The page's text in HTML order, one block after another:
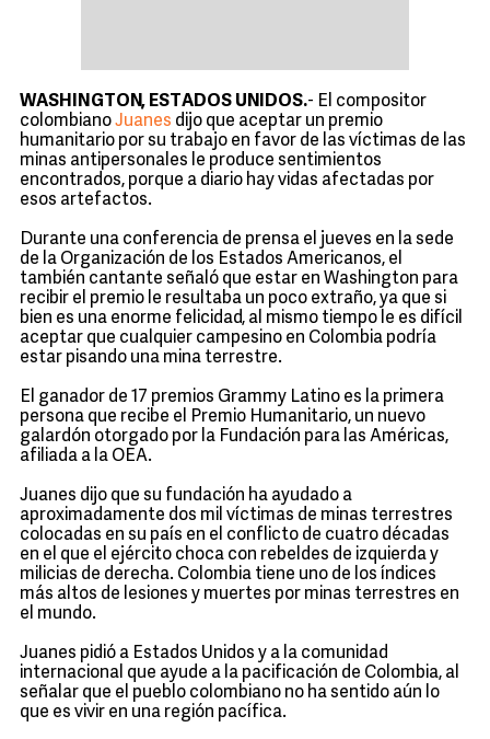
WASHINGTON, ESTADOS UNIDOS.- El compositor
colombianoJuanes dijo que aceptar un premio
humanitario por su trabajo en favor de las víctimas de las
minas antipersonales le produce sentimientos
encontrados, porque a diario hay vidas afectadas por
esos artefactos.
Durante una conferencia de prensa el jueves en la sede
de la Organización de los Estados Americanos, el
también cantante señaló que estar en Washington para
recibir el premio le resultaba un poco extraño, ya que si
bien es una enorme felicidad, al mismo tiempo le es difícil
aceptar que cualquier campesino en Colombia podría
estar pisando una mina terrestre.
El ganador de 17 premios Grammy Latino es la primera
persona que recibe el Premio Humanitario, un nuevo
galardón otorgado por la Fundación para las Américas,
afiliada a la OEA.
Juanes dijo que su fundación ha ayudado a
aproximadamente dos mil víctimas de minas terrestres
colocadas en su país en el conflicto de cuatro décadas
en el que el ejército choca con rebeldes de izquierda y
milicias de derecha. Colombia tiene uno de los índices
más altos de lesiones y muertes por minas terrestres en
el mundo.
Juanes pidió a Estados Unidos y a la comunidad
internacional que ayude a la pacificación de Colombia, al
señalar que el pueblo colombiano no ha sentido aún lo
que es vivir en una región pacífica.